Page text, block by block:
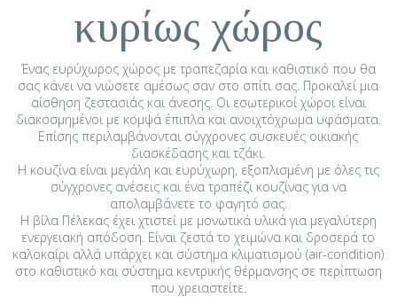
κυρίως χώρος
Ένας ευρύχωρος χώρος με τραπεζαρία και καθιστικό που θα
σας κάνει να νιώσετε αμέσως σαν στο σπίτι σας. Προκαλεί μια
αίσθηση ζεστασιάς και άνεσης. Οι εσωτερικοί χώροι είναι
διακοσμημένοι με κομψά έπιπλα και ανοιχτόχρωμα υφάσματα.
Επίσης περιλαμβάνονται σύγχρονες συσκευές οικιακής
διασκέδασης και τζάκι.
Η κουζίνα είναι μεγάλη και ευρύχωρη, εξοπλισμένη με όλες τις
σύγχρονες ανέσεις και ένα τραπέζι κουζίνας για να
απολαμβάνετε το φαγητό σας.
Η βίλα Πέλεκας έχει χτιστεί με μονωτικά υλικά για μεγαλύτερη
ενεργειακή απόδοση. Είναι ζεστά το χειμώνα και δροσερά το
καλοκαίρι αλλά υπάρχει και σύστημα κλιματισμού (air-condition)
στο καθιστικό και σύστημα κεντρικής θέρμανσης σε περίπτωση
που χρειαστείτε.